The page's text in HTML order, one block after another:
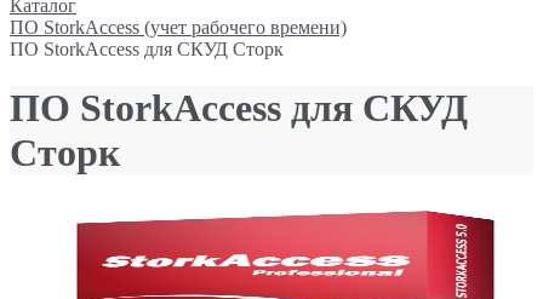
Каталог
ПО StorkAccess (учет рабочего времени)
ПО StorkAccess для СКУД Сторк
ПО StorkAccess для СКУД
Сторк